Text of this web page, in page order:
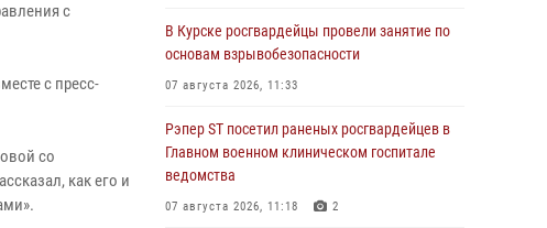
с
с пресс-
со
как его и
В Курске росгвардейцы провели занятие по
основам взрывобезопасности
07 августа 2026, 11:33
Рэпер ST посетил раненых росгвардейцев в
Главном военном клиническом госпитале
ведомства
07 августа 2026, 11:18 2